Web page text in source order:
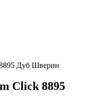
Дуб Шверин
Click 8895